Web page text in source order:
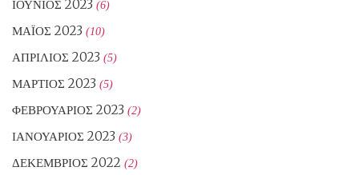
ΙΟΎΝΙΟΣ 2023 (6)
ΜΆΙΟΣ 2023 (10)
ΑΠΡΊΛΙΟΣ 2023 (5)
ΜΆΡΤΙΟΣ 2023 (5)
ΦΕΒΡΟΥΆΡΙΟΣ 2023 (2)
ΙΑΝΟΥΆΡΙΟΣ 2023 (3)
ΔΕΚΈΜΒΡΙΟΣ 2022 (2)